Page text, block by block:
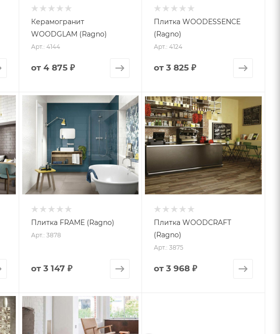
Керамогранит
WOODGLAM (Ragno)
Арт.: 4144
от 4 875 ₽
Плитка WOODESSENCE
(Ragno)
Арт.: 4124
от3 825 ₽
Плитка FRAME (Ragno)
Арт.: 3878
от 3 147 ₽
Плитка WOODCRAFT
(Ragno)
Арт.: 3875
от3 968 ₽